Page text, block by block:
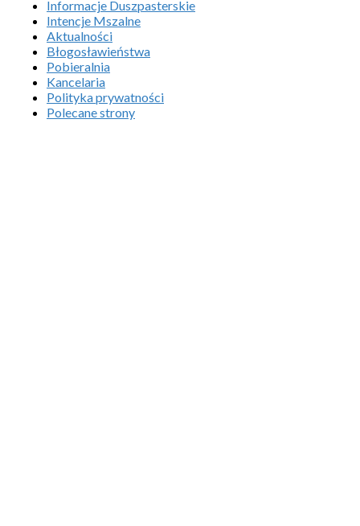
Informacje Duszpasterskie
Intencje Mszalne
Aktualności
Błogosławieństwa
Pobieralnia
Kancelaria
Polityka prywatności
Polecane strony